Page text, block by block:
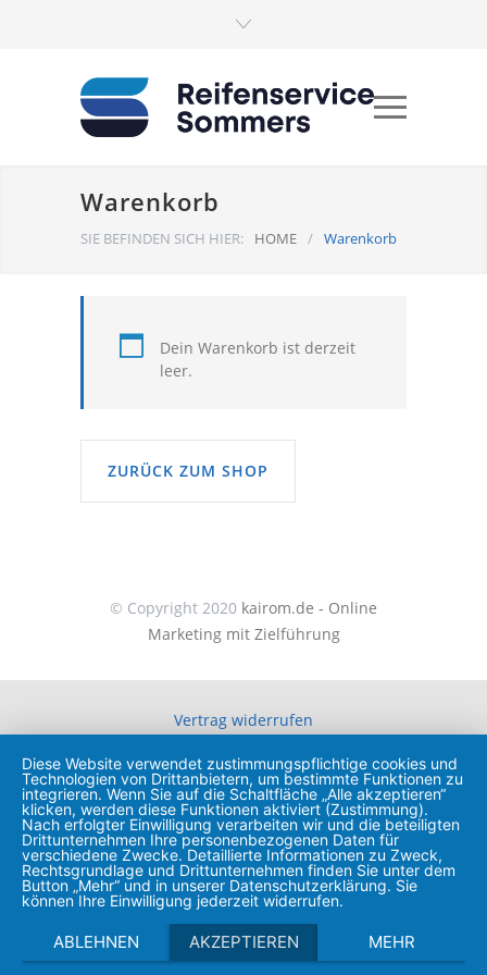
Warenkorb
SIE BEFINDEN SICH HIER: HOME / Warenkorb
Dein Warenkorb ist derzeit
leer.
ZURÜCK ZUM SHOP
© Copyright 2020 kairom.de - Online
Marketing mit Zielführung
Vertrag widerrufen
Diese Website verwendet zustimmungspflichtige cookies und
Technologien von Drittanbietern, um bestimmte Funktionen zu
integrieren. Wenn Sie auf die Schaltfläche „Alle akzeptieren“
klicken, werden diese Funktionen aktiviert (Zustimmung).
Nach erfolgter Einwilligung verarbeiten wir und die beteiligten
Drittunternehmen Ihre personenbezogenen Daten für
verschiedene Zwecke. Detaillierte Informationen zu Zweck,
Rechtsgrundlage und Drittunternehmen finden Sie unter dem
Button „Mehr“ und in unserer Datenschutzerklärung. Sie
können Ihre Einwilligung jederzeit widerrufen.
ABLEHNEN AKZEPTIEREN MEHR